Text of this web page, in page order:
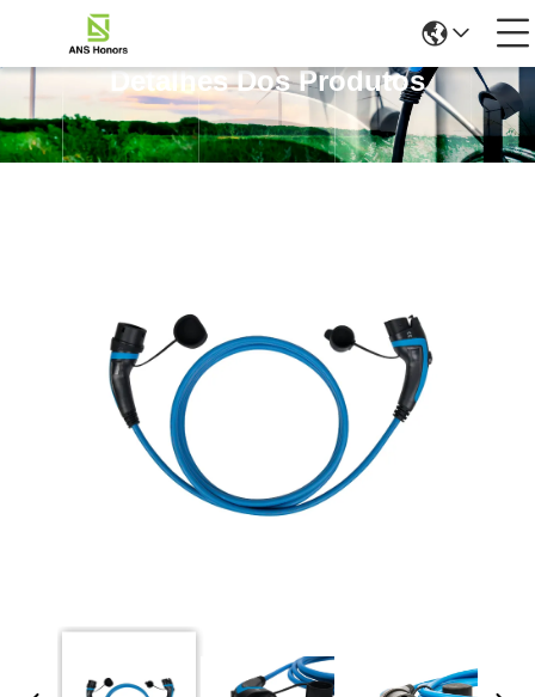
Detalhes Dos Produtos